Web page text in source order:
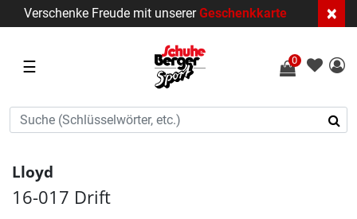
Verschenke Freude mit unsererGeschenkkarte ×
☰ 0
Lloyd
16-017 Drift